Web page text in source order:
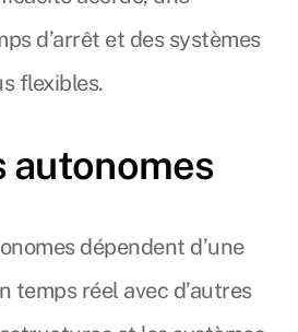
d’arrêt et des systèmes
flexibles.
autonomes
dépendent d’une
temps réel avec d’autres